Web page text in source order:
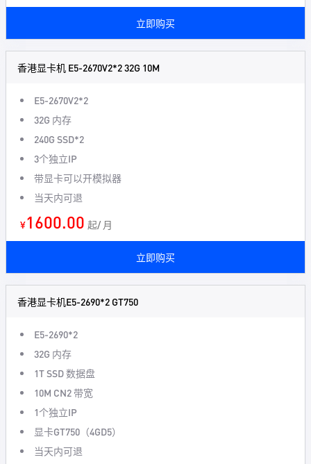
立即购买
香港显卡机 E5-2670V2*2 32G 10M
E5-2670V2*2
32G 内存
240G SSD*2
3个独立IP
带显卡可以开模拟器
当天内可退
¥1600.00 起/ 月
立即购买
香港显卡机E5-2690*2 GT750
E5-2690*2
32G 内存
1T SSD 数据盘
10M CN2 带宽
1个独立IP
显卡GT750（4GD5）
当天内可退